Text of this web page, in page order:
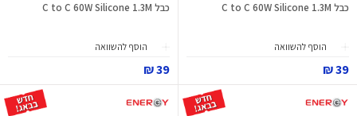
כבל C to C 60W Silicone 1.3M
הוסף להשוואה
39 ₪
כבל C to C 60W Silicone 1.3M
הוסף להשוואה
39 ₪